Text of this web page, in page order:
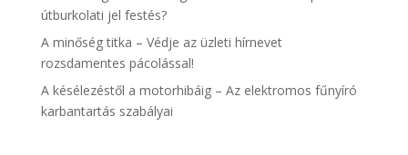
útburkolati jel festés?
A minőség titka – Védje az üzleti hírnevet
rozsdamentes pácolással!
A késélezéstől a motorhibáig – Az elektromos fűnyíró
karbantartás szabályai